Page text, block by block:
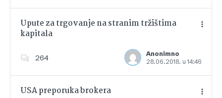
Upute za trgovanje na stranim tržištima
kapitala
264
Anonimno
28.06.2018. u 14:46
Dodajte u favorite
USA preporuka brokera